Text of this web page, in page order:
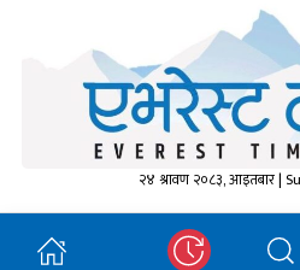
२४ श्रावण २०८३, आइतबार |